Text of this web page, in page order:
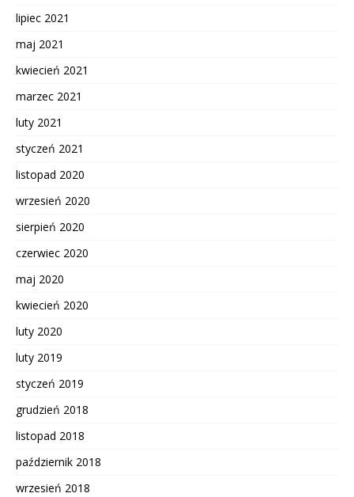
lipiec 2021
maj 2021
kwiecień 2021
marzec 2021
luty 2021
styczeń 2021
listopad 2020
wrzesień 2020
sierpień 2020
czerwiec 2020
maj 2020
kwiecień 2020
luty 2020
luty 2019
styczeń 2019
grudzień 2018
listopad 2018
październik 2018
wrzesień 2018